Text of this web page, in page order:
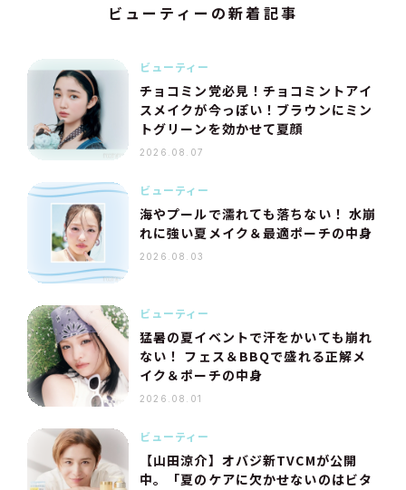
ビューティーの新着記事
ビューティー
チョコミン党必見！チョコミントアイ
スメイクが今っぽい！ブラウンにミン
トグリーンを効かせて夏顔
2026.08.07
ビューティー
海やプールで濡れても落ちない！ 水崩
れに強い夏メイク＆最適ポーチの中身
2026.08.03
ビューティー
猛暑の夏イベントで汗をかいても崩れ
ない！ フェス＆BBQで盛れる正解メ
イク＆ポーチの中身
2026.08.01
ビューティー
【山田涼介】オバジ新TVCMが公開
中。「夏のケアに欠かせないのはビタ